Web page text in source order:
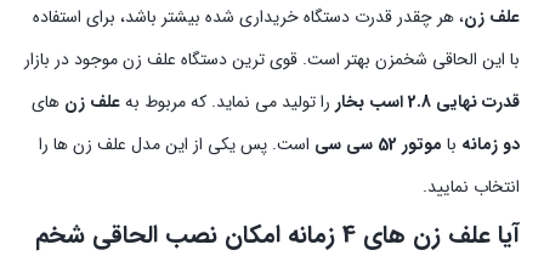
علف زن، هر چقدر قدرت دستگاه خریداری شده بیشتر باشد، برای استفاده
با این الحاقی شخمزن بهتر است. قوی ترین دستگاه علف زن موجود در بازار
قدرت نهایی 2.8 اسب بخار
را تولید می نماید. که مربوط بهعلف زن های
دو زمانه با موتور 52 سی سی
است. پس یکی از این مدل علف زن ها را
انتخاب نمایید.
آیا علف زن های 4 زمانه امکان نصب الحاقی شخم